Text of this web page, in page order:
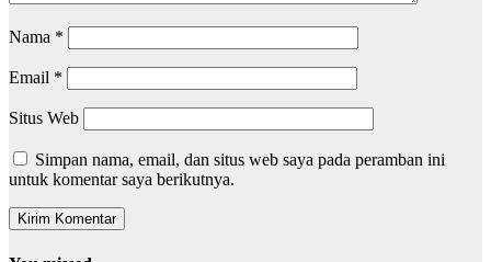
Nama *
Email *
Situs Web
Simpan nama, email, dan situs web saya pada peramban ini
untuk komentar saya berikutnya.